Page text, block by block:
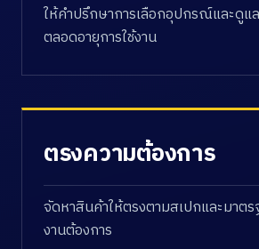
ให้คำปรึกษาการเลือกอุปกรณ์และดูแ
ตลอดอายุการใช้งาน
ตรงความต้องการ
จัดหาสินค้าให้ตรงตามสเปกและมาต
งานต้องการ